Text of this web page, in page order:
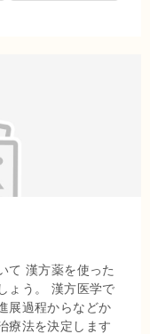
て 漢方薬を使った
ょう。 漢方医学で
展過程からなどか
療法を決定します